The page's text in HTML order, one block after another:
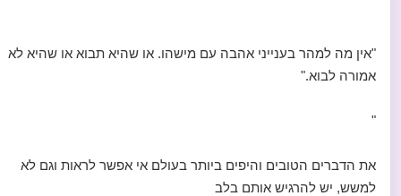
"אין מה למהר בענייני אהבה עם מישהו. או שהיא תבוא או שהיא לא
אמורה לבוא."
"
את הדברים הטובים והיפים ביותר בעולם אי אפשר לראות וגם לא
למשש, יש להרגיש אותם בלב